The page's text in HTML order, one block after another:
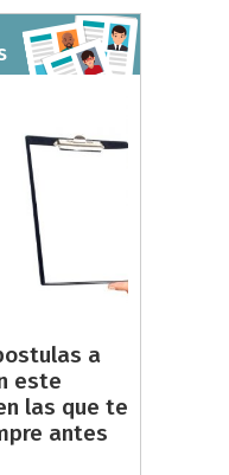
a
este
las que te
antes